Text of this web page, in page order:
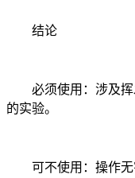
结论
必须使用：涉及挥
的实验。
可不使用：操作无